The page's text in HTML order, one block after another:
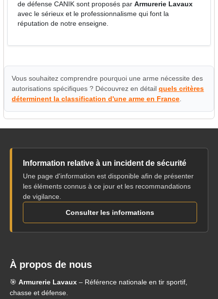
de défense CANIK sont proposés parArmurerie Lavaux
avec le sérieux et le professionnalisme qui font la
réputation de notre enseigne.
Vous souhaitez comprendre pourquoi une arme nécessite des
autorisations spécifiques ? Découvrez en détailquels critères
déterminent la classification d'une arme en France
Information relative à un incident de sécurité
Une page d'information est disponible afin de présenter
les éléments connus à ce jour et les recommandations
de vigilance.
Consulter les informations
À propos de nous
🎯 Armurerie Lavaux – Référence nationale en tir sportif,
chasse et défense.